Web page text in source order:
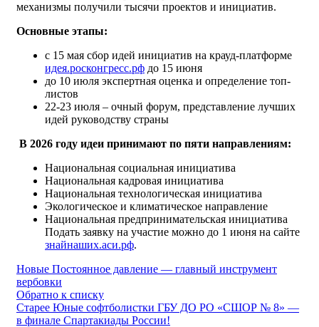
механизмы получили тысячи проектов и инициатив.
Основные этапы:
с 15 мая сбор идей инициатив на крауд-платформе
идея.росконгресс.рф до 15 июня
до 10 июля экспертная оценка и определение топ-
листов
22-23 июля – очный форум, представление лучших
идей руководству страны
В 2026 году идеи принимают по пяти направлениям:
Национальная социальная инициатива
Национальная кадровая инициатива
Национальная технологическая инициатива
Экологическое и климатическое направление
Национальная предпринимательская инициатива
Подать заявку на участие можно до 1 июня на сайте
знайнаших.аси.рф.
Новые Постоянное давление — главный инструмент
вербовки
Обратно к списку
Старее Юные софтболистки ГБУ ДО РО «СШОР № 8» —
в финале Спартакиады России!